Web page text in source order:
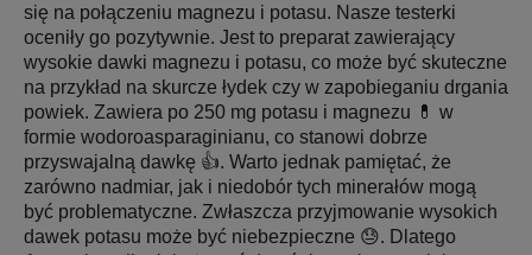
się na połączeniu magnezu i potasu. Nasze testerki
oceniły go pozytywnie. Jest to preparat zawierający
wysokie dawki magnezu i potasu, co może być skuteczne
na przykład na skurcze łydek czy w zapobieganiu drgania
powiek. Zawiera po 250 mg potasu i magnezu 💊 w
formie wodoroasparaginianu, co stanowi dobrze
przyswajalną dawkę 👍. Warto jednak pamiętać, że
zarówno nadmiar, jak i niedobór tych minerałów mogą
być problematyczne. Zwłaszcza przyjmowanie wysokich
dawek potasu może być niebezpieczne 😓. Dlatego